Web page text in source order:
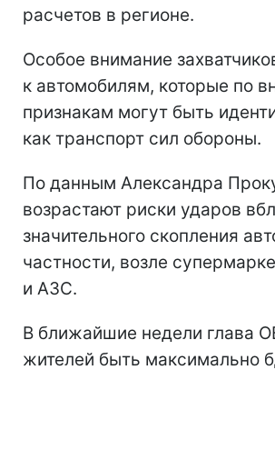
расчетов в регионе.
Особое внимание
к автомобилям, которые по
признакам могут быть
как транспорт сил обороны.
По данным Александра
возрастают риски ударов
значительного скопления
частности, возле
и АЗС.
В ближайшие недели глава
жителей быть максимально